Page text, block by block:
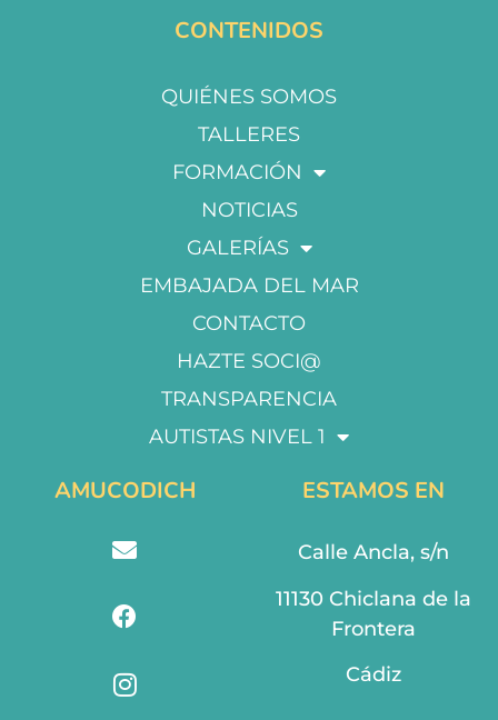
CONTENIDOS
QUIÉNES SOMOS
TALLERES
FORMACIÓN
NOTICIAS
GALERÍAS
EMBAJADA DEL MAR
CONTACTO
HAZTE SOCI@
TRANSPARENCIA
AUTISTAS NIVEL 1
AMUCODICH ESTAMOS EN
Calle Ancla, s/n
11130 Chiclana de la
Frontera
Cádiz